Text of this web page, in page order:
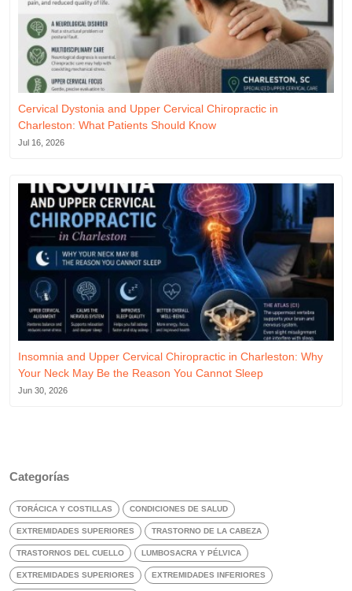
Cervical Dystonia and Upper Cervical Chiropractic in
Charleston: What Patients Should Know
Jul 16, 2026
Insomnia and Upper Cervical Chiropractic in Charleston: Why
Your Neck May Be the Reason You Cannot Sleep
Jun 30, 2026
Categorías
TORÁCICA Y COSTILLAS CONDICIONES DE SALUD
EXTREMIDADES SUPERIORES TRASTORNO DE LA CABEZA
TRASTORNOS DEL CUELLO LUMBOSACRA Y PÉLVICA
EXTREMIDADES SUPERIORES EXTREMIDADES INFERIORES